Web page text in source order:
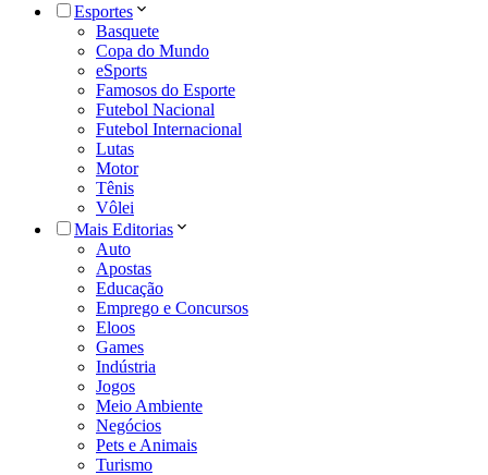
Esportes
Basquete
Copa do Mundo
eSports
Famosos do Esporte
Futebol Nacional
Futebol Internacional
Lutas
Motor
Tênis
Vôlei
Mais Editorias
Auto
Apostas
Educação
Emprego e Concursos
Eloos
Games
Indústria
Jogos
Meio Ambiente
Negócios
Pets e Animais
Turismo